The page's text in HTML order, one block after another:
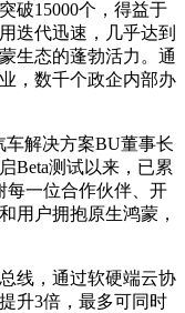
破15000个，得益于
迭代迅速，几乎达到
生态的蓬勃活力。通
，数千个政企内部办
解决方案BU董事长
Beta测试以来，已累
每一位合作伙伴、开
用户拥抱原生鸿蒙，
线，通过软硬端云协
升3倍，最多可同时